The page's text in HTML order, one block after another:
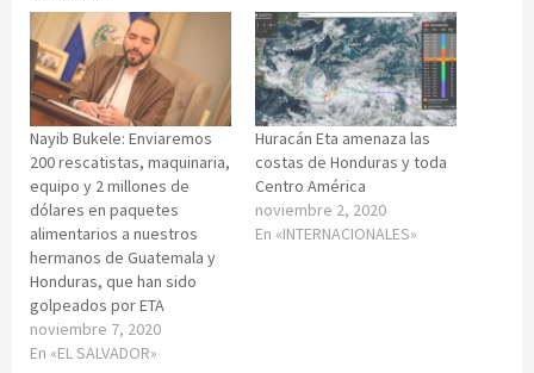
Nayib Bukele: Enviaremos
200 rescatistas, maquinaria,
equipo y 2 millones de
dólares en paquetes
alimentarios a nuestros
hermanos de Guatemala y
Honduras, que han sido
golpeados por ETA
noviembre 7, 2020
En «EL SALVADOR»
Huracán Eta amenaza las
costas de Honduras y toda
Centro América
noviembre 2, 2020
En «INTERNACIONALES»